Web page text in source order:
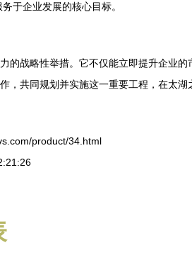
于企业发展的核心目标。
战略性举措。它不仅能立即提升企业
共同规划并实施这一重要工程，在太湖
product/34.html